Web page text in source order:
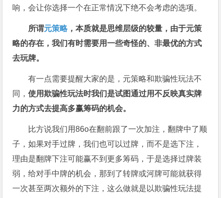
响，会让你选择一个在正常情况下绝不会考虑的选项。
所谓元策略 ，本质就是思维层级的较量，由于元策
略的存在，我们有时需要用一些奇怪的、非最优的方式
去玩牌。
有一点需要提醒大家的是，元策略和欺骗性玩法不
同，使用欺骗性玩法时我们是试图通过用不反映真实牌
力的方式去提高多赢筹码的机会。
比方说我们用86o在翻前跟了一次加注，翻牌中了顺
子，如果对手过牌，我们也可以过牌，而不是选下注，
理由是翻牌下注可能赢不到更多筹码，于是选择过牌装
弱，给对手中牌的机会，那到了转牌或河牌可能就获得
一次甚至两次额外的下注，这么做就是以欺骗性玩法提